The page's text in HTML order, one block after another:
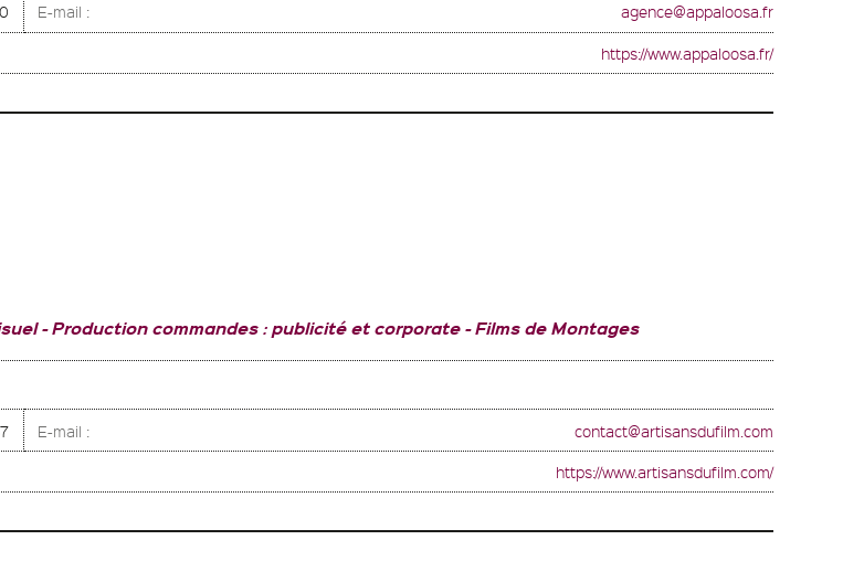
E-mail : agence@appaloosa.fr
https://www.appaloosa.fr/
Production commandes : publicité et corporate Films de Montages
E-mail : contact@artisansdufilm.com
https://www.artisansdufilm.com/